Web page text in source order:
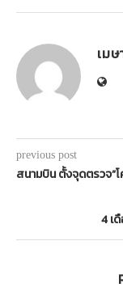
เมษ
previous post
สนามบิน ตั้งจุดตรวจ”โ
4 เ